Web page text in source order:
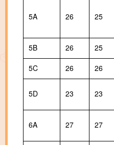
5A 26 25
5B
26 25
5C
26 26
5D 23 23
6A 27 27